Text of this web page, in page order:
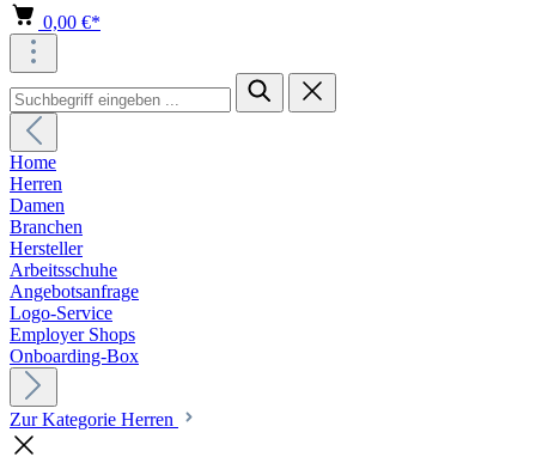
0,00 €*
Home
Herren
Damen
Branchen
Hersteller
Arbeitsschuhe
Angebotsanfrage
Logo-Service
Employer Shops
Onboarding-Box
Zur Kategorie Herren